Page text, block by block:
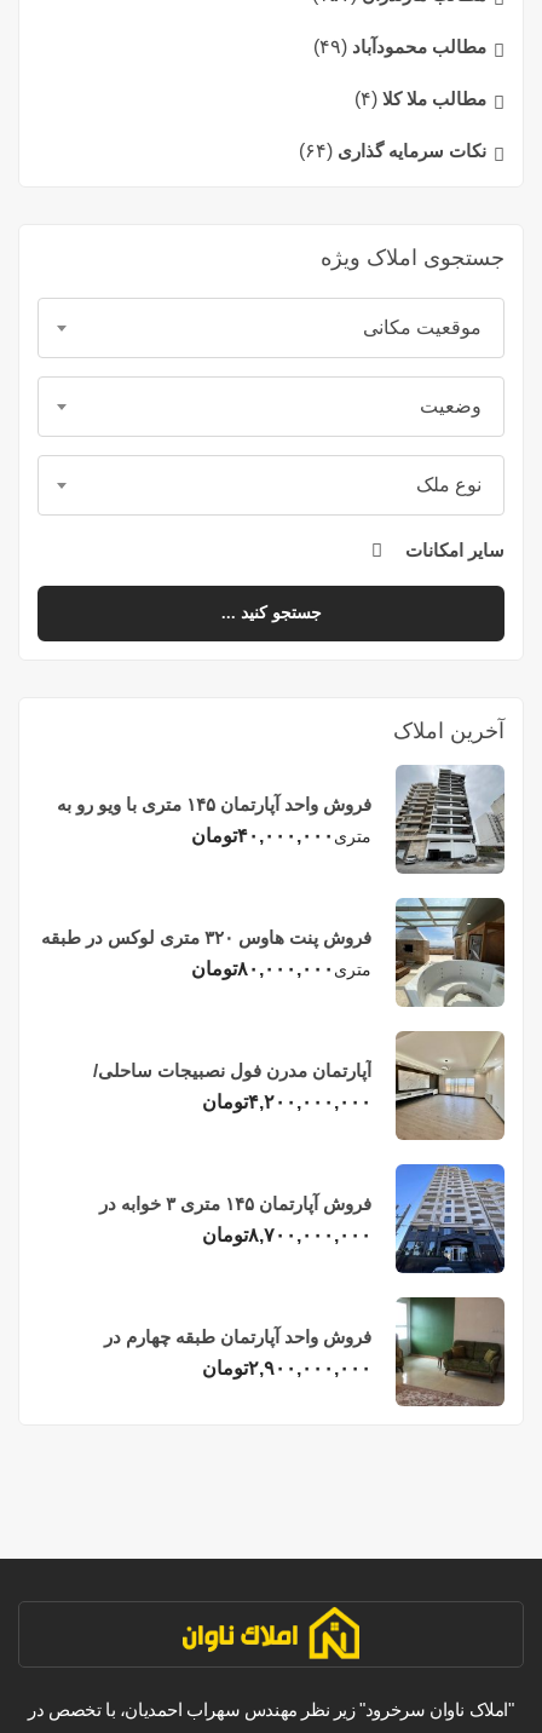
مطالب محمودآباد (۴۹)
مطالب ملا کلا (۴)
نکات سرمایه گذاری (۶۴)
جستجوی املاک ویژه
موقعیت مکانی
وضعیت
نوع ملک
سایر امکانات
جستجو کنید ...
آخرین املاک
فروش واحد آپارتمان ۱۴۵ متری با ویو رو به
دریا در فریدونکنار
متری ۴۰,۰۰۰,۰۰۰تومان
فروش پنت هاوس ۳۲۰ متری لوکس در طبقه
چهاردهم فریدونکنار
متری ۸۰,۰۰۰,۰۰۰تومان
آپارتمان مدرن فول نصبیجات ساحلی/
فریدونکنار
۴,۲۰۰,۰۰۰,۰۰۰تومان
فروش آپارتمان ۱۴۵ متری ۳ خوابه در
فریدونکنار
۸,۷۰۰,۰۰۰,۰۰۰تومان
فروش واحد آپارتمان طبقه چهارم در
فریدونکنار
۲,۹۰۰,۰۰۰,۰۰۰تومان
"املاک ناوان سرخرود" زیر نظر مهندس سهراب احمدیان، با تخصص در